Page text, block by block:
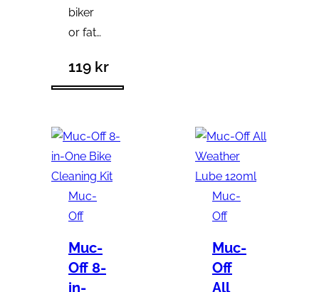
biker
or fat…
119 kr
Muc-
Off
Muc-
Off 8-
in-
Muc-
Off
Muc-
Off
All